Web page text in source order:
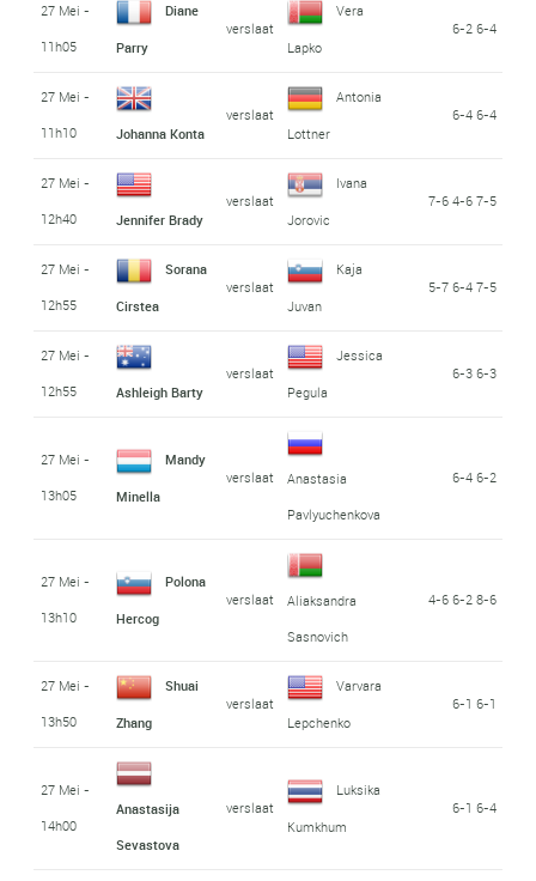
27 Mei -
11h05
Diane
Parry
verslaat
Vera
Lapko
6-2 6-4
27 Mei -
11h10
Johanna Konta
verslaat
Antonia
Lottner
6-4 6-4
27 Mei -
12h40
Jennifer Brady
verslaat
Ivana
Jorovic
7-6 4-6 7-5
27 Mei -
12h55
Sorana
Cirstea
verslaat
Kaja
Juvan
5-7 6-4 7-5
27 Mei -
12h55
Ashleigh Barty
verslaat
Jessica
Pegula
6-3 6-3
27 Mei -
13h05
Mandy
Minella
verslaat
Anastasia
Pavlyuchenkova
6-4 6-2
27 Mei -
13h10
Polona
Hercog
verslaat
Aliaksandra
Sasnovich
4-6 6-2 8-6
27 Mei -
13h50
Shuai
Zhang
verslaat
Varvara
Lepchenko
6-1 6-1
27 Mei -
14h00
Anastasija
Sevastova
verslaat
Luksika
Kumkhum
6-1 6-4